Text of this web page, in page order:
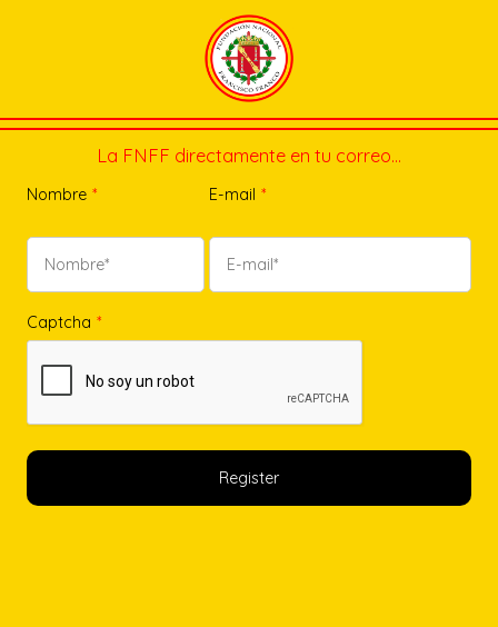
La FNFF directamente en tu correo…
Nombre * E-mail *
Captcha *